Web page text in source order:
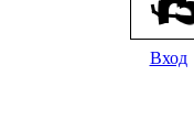
Вход